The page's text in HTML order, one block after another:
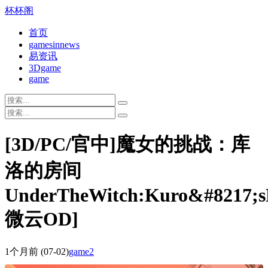
杯杯阁
首页
gamesinnews
易资讯
3Dgame
game
[3D/PC/官中]魔女的挑战：库
洛的房间
微云OD]
1个月前 (07-02)game2